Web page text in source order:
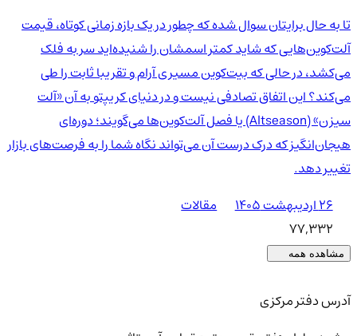
تا به حال برایتان سوال شده که چطور در یک بازه زمانی کوتاه، قیمت
آلت‌کوین‌هایی که شاید کمتر اسمشان را شنیده‌اید سر به فلک
می‌کشد، در حالی که بیت‌کوین مسیری آرام و تقریبا ثابت را طی
می‌کند؟ این اتفاق تصادفی نیست و در دنیای کریپتو به آن «آلت
سیزن» (Altseason) یا فصل آلت‌کوین‌ها می‌گویند؛ دوره‌ای
هیجان‌انگیز که درک درست آن می‌تواند نگاه شما را به فرصت‌های بازار
تغییر دهد.
۲۶ اردیبهشت ۱۴۰۵
مقالات
77,332
مشاهده همه
آدرس دفتر مرکزی